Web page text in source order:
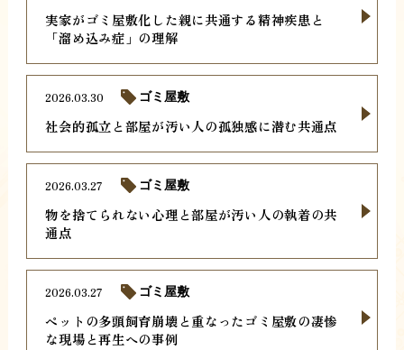
実家がゴミ屋敷化した親に共通する精神疾患と
「溜め込み症」の理解
社会的孤立と部屋が汚い人の孤独感に潜む共通点
2026.03.30 ゴミ屋敷
物を捨てられない心理と部屋が汚い人の執着の共
通点
2026.03.27 ゴミ屋敷
ペットの多頭飼育崩壊と重なったゴミ屋敷の凄惨
な現場と再生への事例
2026.03.27 ゴミ屋敷